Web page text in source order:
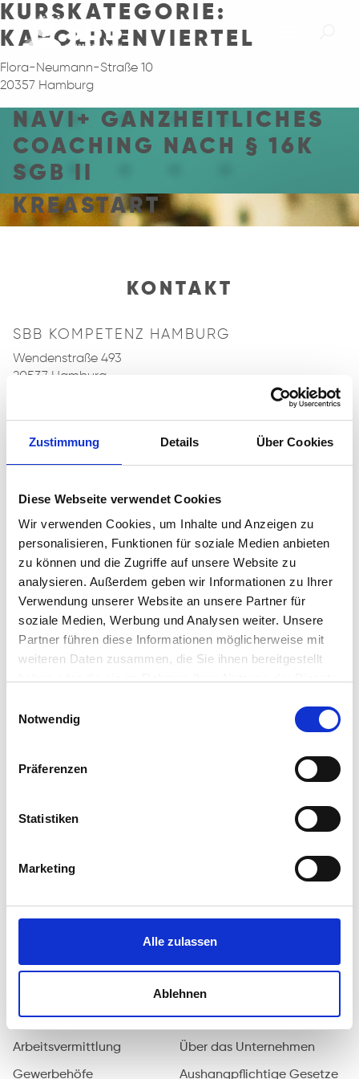
Zustimmung Details Über Cookies
Diese Webseite verwendet Cookies
Wir verwenden Cookies, um Inhalte und Anzeigen zu
personalisieren, Funktionen für soziale Medien anbieten
zu können und die Zugriffe auf unsere Website zu
analysieren. Außerdem geben wir Informationen zu Ihrer
Verwendung unserer Website an unsere Partner für
soziale Medien, Werbung und Analysen weiter. Unsere
Partner führen diese Informationen möglicherweise mit
weiteren Daten zusammen, die Sie ihnen bereitgestellt
Notwendig
Präferenzen
Statistiken
Marketing
Alle zulassen
Ablehnen
KURSKATEGORIE:
KAROLINENVIERTEL
Flora-Neumann-Straße 10
20357 Hamburg
NAVI+ GANZHEITLICHES
COACHING NACH § 16K
SGB II
KREASTART
KONTAKT
SBB KOMPETENZ HAMBURG
Wendenstraße 493
20537 Hamburg
Fax: 040 - 2 11 12 - 111
E-Mail:kundencenter@sbb-hamburg.de
(weitere/spätere Termine gerne nach Absprache)
Google Maps // Karte anzeigen
Orientierung
Coaching
Vergabemaßnahmen
SERVICES
Arbeitsvermittlung
Gewerbehöfe
DAS SIND WIR
Über das Unternehmen
Aushangpflichtige Gesetze